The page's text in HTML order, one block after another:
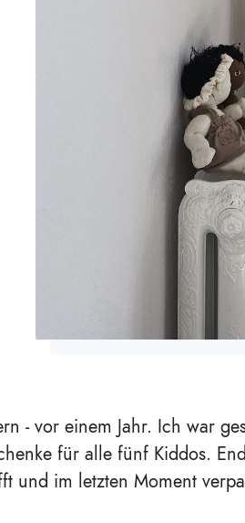
- vor einem Jahr. Ich war
für alle fünf Kiddos.
und im letzten Moment